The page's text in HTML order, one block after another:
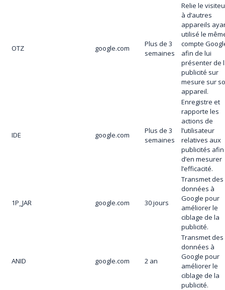
OTZ google.com
Plus de 3
semaines
Relie le
à d’autres
appareils
utilisé le
compte
afin de lui
présenter de
publicité sur
mesure sur
appareil.
IDE google.com
Plus de 3
semaines
Enregistre et
rapporte les
actions de
l’utilisateur
relatives aux
publicités afin
d’en mesurer
l’efficacité.
1P_JAR google.com 30 jours
Transmet des
données à
Google pour
améliorer le
ciblage de la
publicité.
ANID google.com 2 an
Transmet des
données à
Google pour
améliorer le
ciblage de la
publicité.